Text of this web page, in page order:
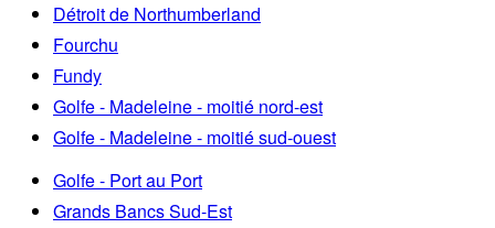
Détroit de Northumberland
Fourchu
Fundy
Golfe - Madeleine - moitié nord-est
Golfe - Madeleine - moitié sud-ouest
Golfe - Port au Port
Grands Bancs Sud-Est